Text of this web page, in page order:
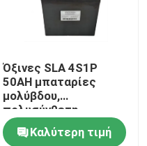
Όξινες SLA 4S1P
50AH μπαταρίες
μολύβδου,
πολυσύνθετη
μπαταρία λίθιου με
BMSΚαλύτερη τιμή